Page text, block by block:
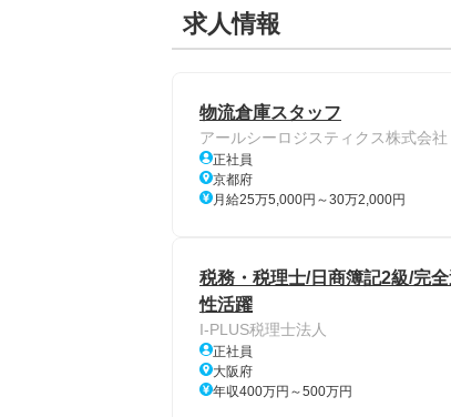
求人情報
物流倉庫スタッフ
アールシーロジスティクス株式会社
正社員
京都府
月給25万5,000円～30万2,000円
税務・税理士/日商簿記2級/完
性活躍
I-PLUS税理士法人
正社員
大阪府
年収400万円～500万円